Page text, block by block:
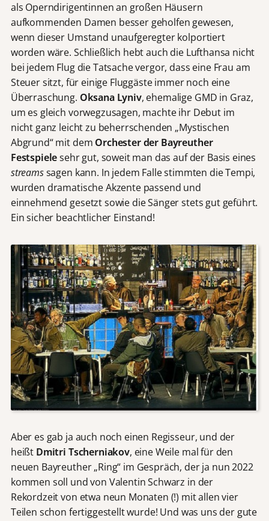
als Operndirigentinnen an großen Häusern
aufkommenden Damen besser geholfen gewesen,
wenn dieser Umstand unaufgeregter kolportiert
worden wäre. Schließlich hebt auch die Lufthansa nicht
bei jedem Flug die Tatsache vergor, dass eine Frau am
Steuer sitzt, für einige Fluggäste immer noch eine
Überraschung. Oksana Lyniv, ehemalige GMD in Graz,
um es gleich vorwegzusagen, machte ihr Debut im
nicht ganz leicht zu beherrschenden „Mystischen
Abgrund“ mit dem Orchester der Bayreuther
Festspielesehr gut, soweit man das auf der Basis eines
streamssagen kann. In jedem Falle stimmten die Tempi,
wurden dramatische Akzente passend und
einnehmend gesetzt sowie die Sänger stets gut geführt.
Ein sicher beachtlicher Einstand!
Aber es gab ja auch noch einen Regisseur, und der
heißt Dmitri Tscherniakov, eine Weile mal für den
neuen Bayreuther „Ring“ im Gespräch, der ja nun 2022
kommen soll und von Valentin Schwarz in der
Rekordzeit von etwa neun Monaten (!) mit allen vier
Teilen schon fertiggestellt wurde! Und was uns der gute